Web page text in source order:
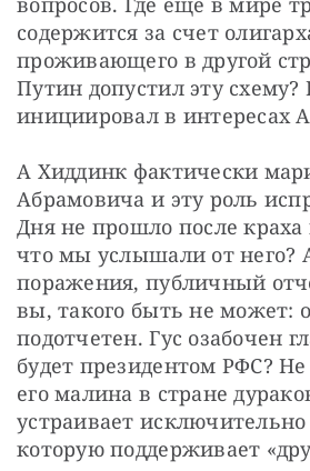
содержится за счет
проживающего в другой
Путин допустил эту
инициировал в интересах
А Хиддинк фактически
Абрамовича и эту роль
Дня не прошло после
что мы услышали от него?
поражения, публичный
вы, такого быть не может:
подотчетен. Гус озабочен
будет президентом РФС?
его малина в стране
устраивает
которую поддерживает